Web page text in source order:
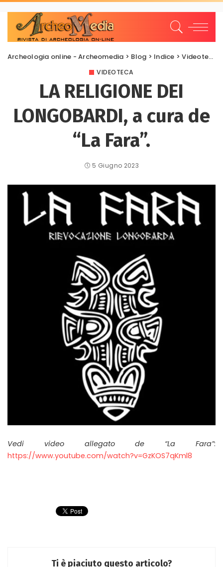
Archeologia online - Archeomedia > Blog > Indice >Videoteca
VIDEOTECA
LA RELIGIONE DEI
LONGOBARDI, a cura de
“La Fara”.
5 Giugno 2023
Vedi video allegato de “La Fara”:
https://www.youtube.com/watch?v=GzKOS7qKml8
Ti è piaciuto questo articolo?